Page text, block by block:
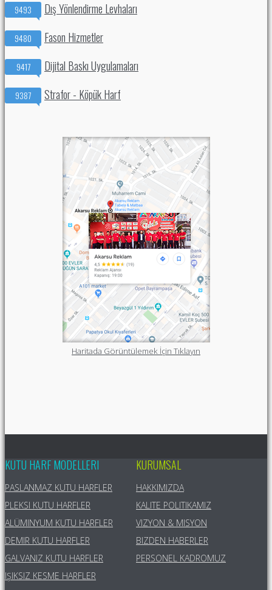
9493 Dış Yönlendirme Levhaları
9480 Fason Hizmetler
9417 Dijital Baskı Uygulamaları
9387 Strafor - Köpük Harf
Haritada Görüntülemek İçin Tıklayın
KUTU HARF MODELLERI
PASLANMAZ KUTU HARFLER
PLEKSI KUTU HARFLER
ALÜMINYUM KUTU HARFLER
DEMIR KUTU HARFLER
GALVANIZ KUTU HARFLER
IŞIKSIZ KESME HARFLER
KURUMSAL
HAKKIMIZDA
KALITE POLITIKAMIZ
VIZYON & MISYON
BIZDEN HABERLER
PERSONEL KADROMUZ